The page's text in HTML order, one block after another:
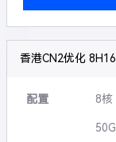
香港CN2优化
配置 8核